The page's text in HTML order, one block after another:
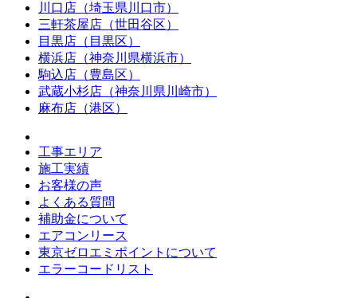
川口店（埼玉県川口市）
三軒茶屋店（世田谷区）
目黒店（目黒区）
横浜店（神奈川県横浜市）
駒込店（豊島区）
武蔵小杉店（神奈川県川崎市）
麻布店（港区）
工事エリア
施工実績
お客様の声
よくある質問
補助金について
エアコンリース
東京ゼロエミポイントについて
エラーコードリスト